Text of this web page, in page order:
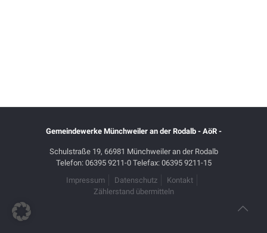
Gemeindewerke Münchweiler an der Rodalb - AöR -
Schulstraße 19, 66981 Münchweiler an der Rodalb
Telefon: 06395 9211-0 Telefax: 06395 9211-15
Impressum
Datenschutz
Kontakt
Zählerstand übermitteln